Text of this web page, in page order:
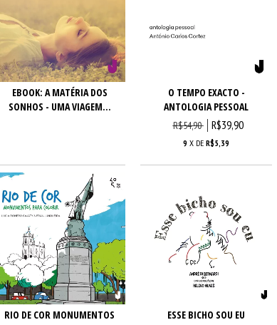
EBOOK: A MATÉRIA DOS
SONHOS - UMA VIAGEM...
O TEMPO EXACTO -
ANTOLOGIA PESSOAL
R$54,90 R$39,90
9 X DER$5,39
RIO DE COR MONUMENTOS
ESSE BICHO SOU EU